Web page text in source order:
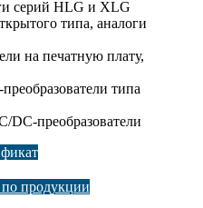
серий HLG и XLG
типа, аналоги
на печатную плату,
типа
DC-преобразователи
по продукции